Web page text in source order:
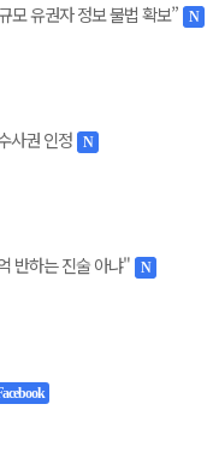
모 유권자 정보 불법 확보” N
사권 인정 N
반하는 진술 아냐" N